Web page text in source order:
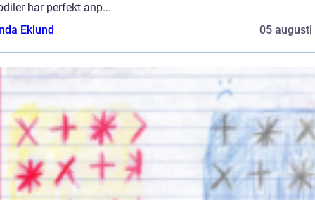
har perfekt anp...
Eklund
05 augusti